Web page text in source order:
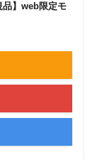
品】web限定モ